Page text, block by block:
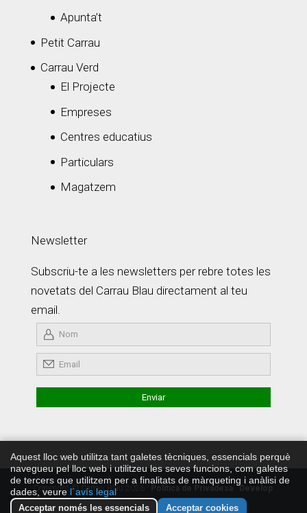
Apunta’t
Petit Carrau
Carrau Verd
El Projecte
Empreses
Centres educatius
Particulars
Magatzem
Newsletter
Subscriu-te a les newsletters per rebre totes les
novetats del Carrau Blau directament al teu
email.
Copyright © Carrau Blau 2026 · Política de Privadesa ·Develop
by JaviMontero.com
Aquest lloc web utilitza tant galetes tècniques, essencials perquè
navegueu pel lloc web i utilitzeu les seves funcions, com galetes
de tercers que utilitzem per a finalitats de màrqueting i anàlisi de
dades, veure l´avís legal
Acceptar només les essencials Acceptar cookies